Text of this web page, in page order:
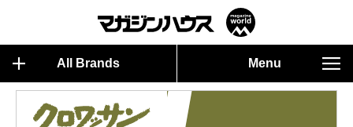
All Brands Menu